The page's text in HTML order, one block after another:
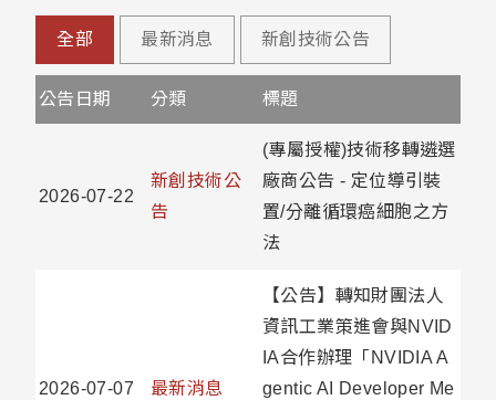
全部 最新消息 新創技術公告
公告日期 分類 標題
2026-07-22
新創技術公
告
(專屬授權)技術移轉遴選
廠商公告 - 定位導引裝
置/分離循環癌細胞之方
法
2026-07-07 最新消息
【公告】轉知財團法人
資訊工業策進會與NVID
IA合作辦理「NVIDIA A
gentic AI Developer Me